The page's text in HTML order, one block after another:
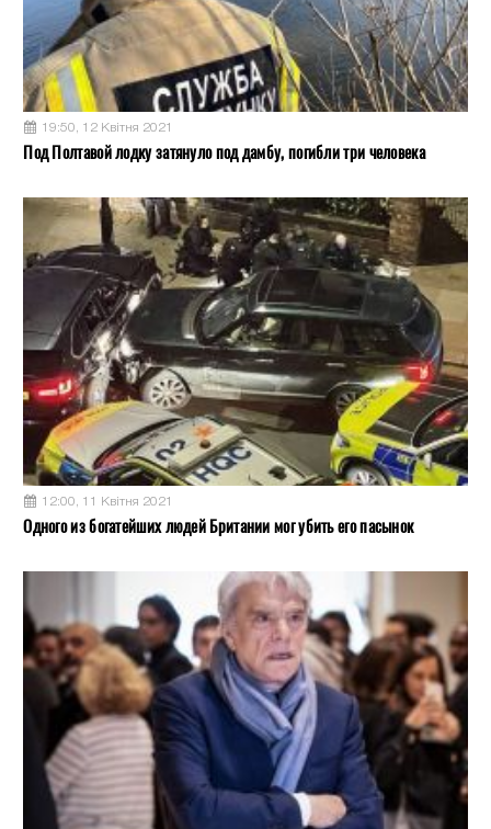
19:50, 12 Квітня 2021
Под Полтавой лодку затянуло под дамбу, погибли три человека
12:00, 11 Квітня 2021
Одного из богатейших людей Британии мог убить его пасынок